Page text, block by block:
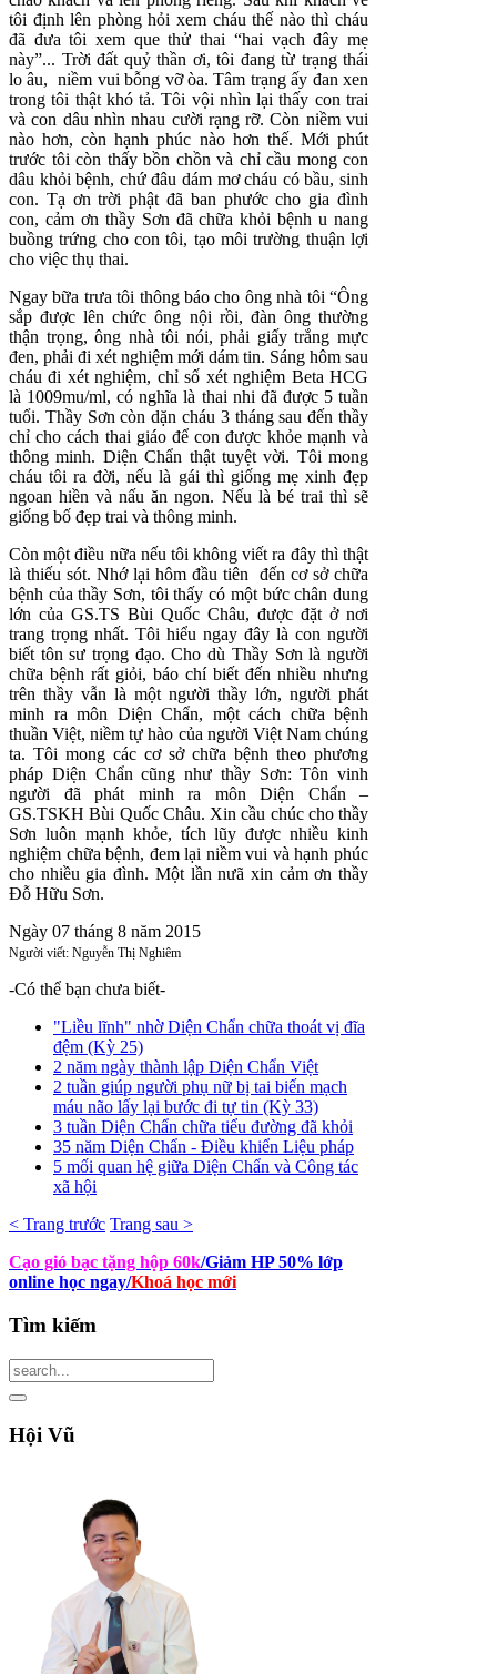
tôi định lên phòng hỏi xem cháu thế nào thì cháu
đã đưa tôi xem que thử thai “hai vạch đây mẹ
này”... Trời đất quỷ thần ơi, tôi đang từ trạng thái
lo âu, niềm vui bỗng vỡ òa. Tâm trạng ấy đan xen
trong tôi thật khó tả. Tôi vội nhìn lại thấy con trai
và con dâu nhìn nhau cười rạng rỡ. Còn niềm vui
nào hơn, còn hạnh phúc nào hơn thế. Mới phút
trước tôi còn thấy bồn chồn và chỉ cầu mong con
dâu khỏi bệnh, chứ đâu dám mơ cháu có bầu, sinh
con. Tạ ơn trời phật đã ban phước cho gia đình
con, cảm ơn thầy Sơn đã chữa khỏi bệnh u nang
buồng trứng cho con tôi, tạo môi trường thuận lợi
cho việc thụ thai.
Ngay bữa trưa tôi thông báo cho ông nhà tôi “Ông
sắp được lên chức ông nội rồi, đàn ông thường
thận trọng, ông nhà tôi nói, phải giấy trắng mực
đen, phải đi xét nghiệm mới dám tin. Sáng hôm sau
cháu đi xét nghiệm, chỉ số xét nghiệm Beta HCG
là 1009mu/ml, có nghĩa là thai nhi đã được 5 tuần
tuổi. Thầy Sơn còn dặn cháu 3 tháng sau đến thầy
chỉ cho cách thai giáo để con được khỏe mạnh và
thông minh. Diện Chẩn thật tuyệt vời. Tôi mong
cháu tôi ra đời, nếu là gái thì giống mẹ xinh đẹp
ngoan hiền và nấu ăn ngon. Nếu là bé trai thì sẽ
giống bố đẹp trai và thông minh.
Còn một điều nữa nếu tôi không viết ra đây thì thật
là thiếu sót. Nhớ lại hôm đầu tiên đến cơ sở chữa
bệnh của thầy Sơn, tôi thấy có một bức chân dung
lớn của GS.TS Bùi Quốc Châu, được đặt ở nơi
trang trọng nhất. Tôi hiểu ngay đây là con người
biết tôn sư trọng đạo. Cho dù Thầy Sơn là người
chữa bệnh rất giỏi, báo chí biết đến nhiều nhưng
trên thầy vẫn là một người thầy lớn, người phát
minh ra môn Diện Chẩn, một cách chữa bệnh
thuần Việt, niềm tự hào của người Việt Nam chúng
ta. Tôi mong các cơ sở chữa bệnh theo phương
pháp Diện Chẩn cũng như thầy Sơn: Tôn vinh
người đã phát minh ra môn Diện Chẩn –
GS.TSKH Bùi Quốc Châu. Xin cầu chúc cho thầy
Sơn luôn mạnh khỏe, tích lũy được nhiều kinh
nghiệm chữa bệnh, đem lại niềm vui và hạnh phúc
cho nhiều gia đình. Một lần nưã xin cảm ơn thầy
Đỗ Hữu Sơn.
Ngày 07 tháng 8 năm 2015
Người viết: Nguyễn Thị Nghiêm
-Có thể bạn chưa biết-
"Liều lĩnh" nhờ Diện Chẩn chữa thoát vị đĩa
đệm (Kỳ 25)
2 năm ngày thành lập Diện Chẩn Việt
2 tuần giúp người phụ nữ bị tai biến mạch
máu não lấy lại bước đi tự tin (Kỳ 33)
3 tuần Diện Chẩn chữa tiểu đường đã khỏi
35 năm Diện Chẩn - Điều khiển Liệu pháp
5 mối quan hệ giữa Diện Chẩn và Công tác
xã hội
< Trang trước Trang sau >
Cạo gió bạc tặng hộp 60k/Giảm HP 50% lớp
online học ngay/Khoá học mới
Tìm kiếm
Hội Vũ